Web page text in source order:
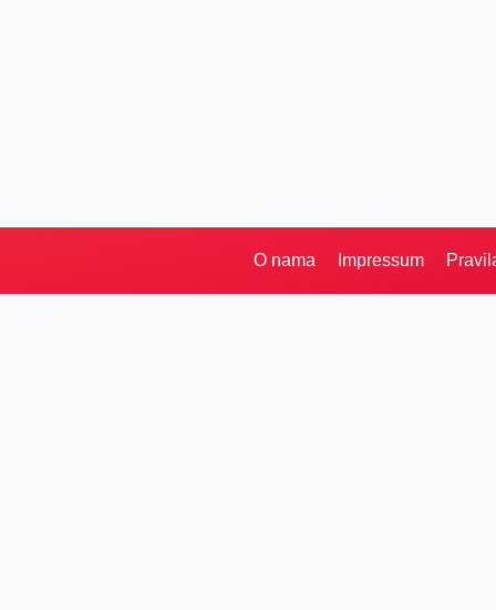
O nama Impressum